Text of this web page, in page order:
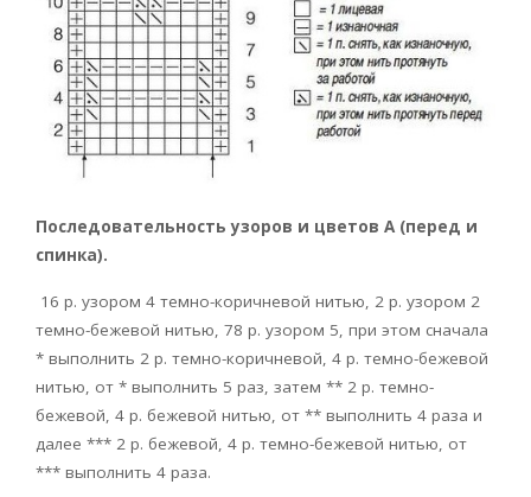
Последовательность узоров и цветов А (перед и
спинка).
16 р. узором 4 темно-коричневой нитью, 2 р. узором 2
темно-бежевой нитью, 78 р. узором 5, при этом сначала
* выполнить 2 р. темно-коричневой, 4 р. темно-бежевой
нитью, от * выполнить 5 раз, затем ** 2 р. темно-
бежевой, 4 р. бежевой нитью, от ** выполнить 4 раза и
далее *** 2 р. бежевой, 4 р. темно-бежевой нитью, от
*** выполнить 4 раза.